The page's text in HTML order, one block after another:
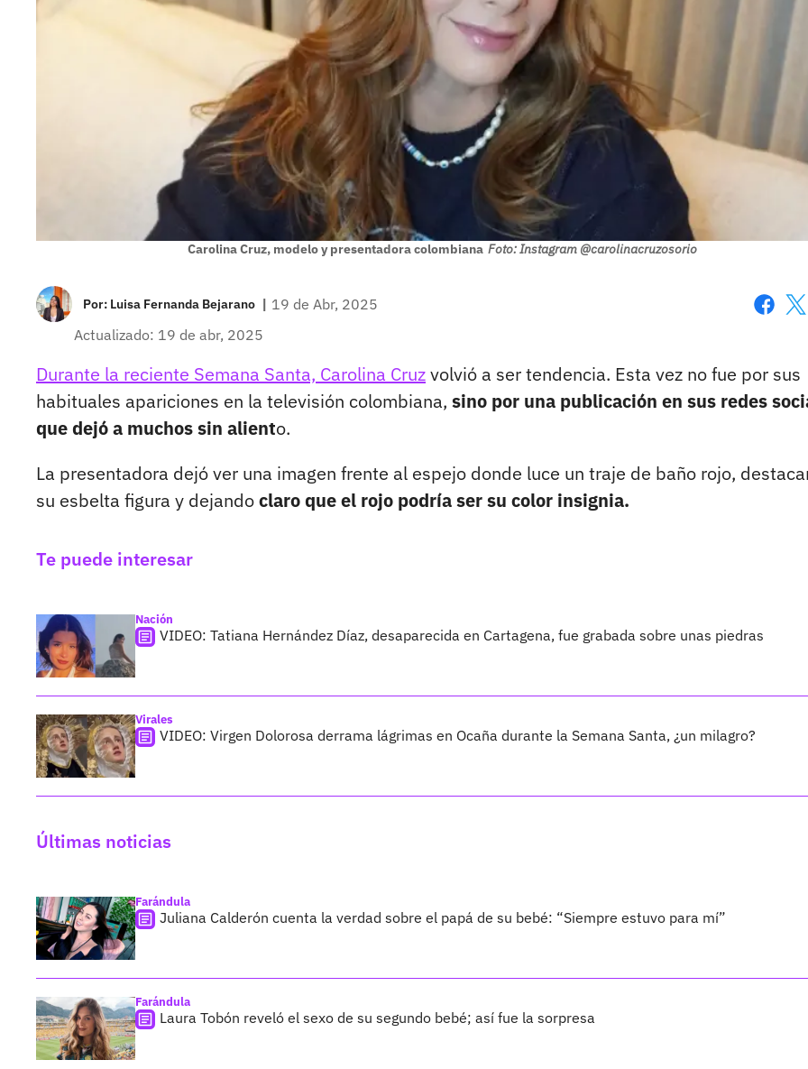
Carolina Cruz, modelo y presentadora colombiana Foto: Instagram @carolinacruzosorio
Por: Luisa Fernanda Bejarano | 19 de Abr, 2025
Actualizado: 19 de abr, 2025
Durante la reciente Semana Santa, Carolina Cruzvolvió a ser tendencia. Esta vez no fue por sus
habituales apariciones en la televisión colombiana, sino por una publicación en sus redes
que dejó a muchos sin aliento.
La presentadora dejó ver una imagen frente al espejo donde luce un traje de baño rojo,
su esbelta figura y dejandoclaro que el rojo podría ser su color insignia.
Te puede interesar
Nación
VIDEO: Tatiana Hernández Díaz, desaparecida en Cartagena, fue grabada sobre unas piedras
Virales
VIDEO: Virgen Dolorosa derrama lágrimas en Ocaña durante la Semana Santa, ¿un milagro?
Últimas noticias
Farándula
Juliana Calderón cuenta la verdad sobre el papá de su bebé: “Siempre estuvo para mí”
Farándula
Laura Tobón reveló el sexo de su segundo bebé; así fue la sorpresa